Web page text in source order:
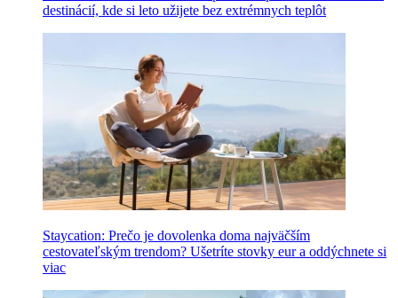
destinácií, kde si leto užijete bez extrémnych teplôt
Staycation: Prečo je dovolenka doma najväčším
cestovateľským trendom? Ušetríte stovky eur a oddýchnete si
viac